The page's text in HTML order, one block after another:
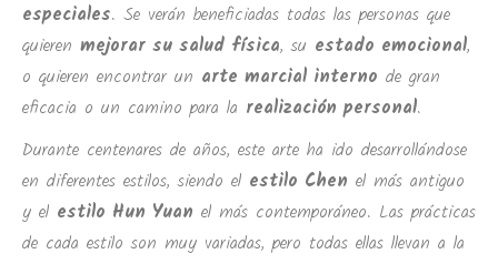
especiales. Se verán beneficiadas todas las personas que
quieren mejorar su salud física, su estado emocional,
o quieren encontrar un arte marcial interno de gran
eficacia o un camino para la realización personal.
Durante centenares de años, este arte ha ido desarrollándose
en diferentes estilos, siendo el estilo Chen el más antiguo
y el estilo Hun Yuan el más contemporáneo. Las prácticas
de cada estilo son muy variadas, pero todas ellas llevan a la